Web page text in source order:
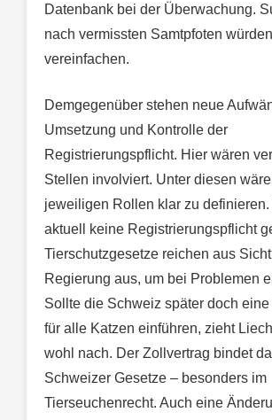
Datenbank bei der Überwachung.
nach vermissten Samtpfoten
vereinfachen.
Demgegenüber stehen neue
Umsetzung und Kontrolle der
Registrierungspflicht. Hier wären
Stellen involviert. Unter diesen
jeweiligen Rollen klar zu
aktuell keine Registrierungspflicht
Tierschutzgesetze reichen aus
Regierung aus, um bei Problemen
Sollte die Schweiz später doch
für alle Katzen einführen, zieht
wohl nach. Der Zollvertrag bindet
Schweizer Gesetze – besonders im
Tierseuchenrecht. Auch eine